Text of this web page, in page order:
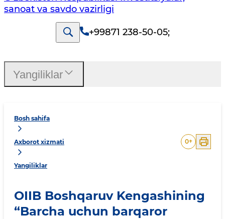
sanoat va savdo vazirligi
+99871 238-50-05;
Bosh sahifa
Axborot xizmati
Yangiliklar
0+
OIIB Boshqaruv Kengashining
“Barcha uchun barqaror
Yangiliklar